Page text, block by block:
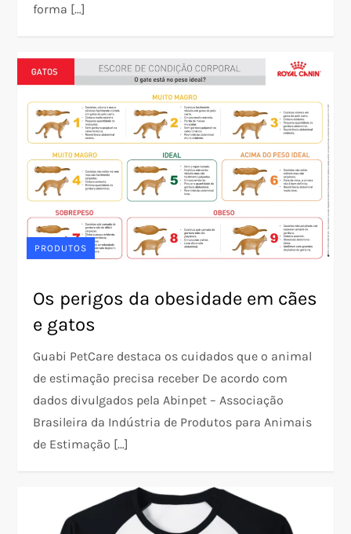
forma […]
PRODUTOS
Os perigos da obesidade em cães
e gatos
Guabi PetCare destaca os cuidados que o animal
de estimação precisa receber De acordo com
dados divulgados pela Abinpet – Associação
Brasileira da Indústria de Produtos para Animais
de Estimação […]